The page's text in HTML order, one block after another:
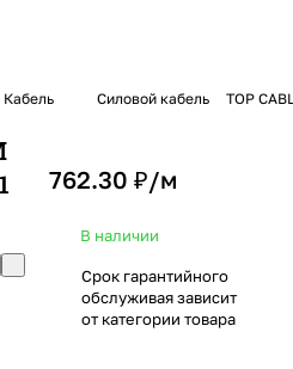
Кабель Силовой кабель TOP
762.30 ₽/м
В наличии
Срок гарантийного
обслуживая зависит
от категории товара